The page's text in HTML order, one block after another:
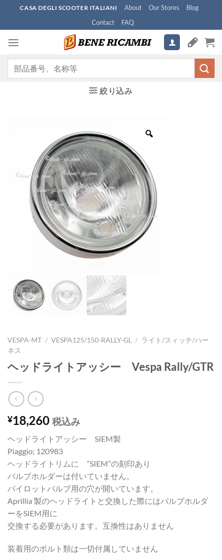
content
CASA DEGLI SCOOTER ITALIANI About Our Stores
Blog
Contact
FAQ
絞り込み
VESPA-MT / VESPA125/150-RALLY-GL / ライト/スィッチ/ハー
ネス
ヘッドライトアッシー Vespa Rally/GTR
¥18,260 税込み
ヘッドライトアッシー SIEM製
Piaggio; 120983
ヘッドライトリムに ”SIEM”の刻印あり
バルブホルダーは付いていません。
パイロットバルブ用の穴が開いています。
Aprillia 製のヘッドライトと交換した際にはバルブホルダ
ーをSIEM用に
交換する必要があります。互換性はありません
装着用のボルト類は一切付属していません